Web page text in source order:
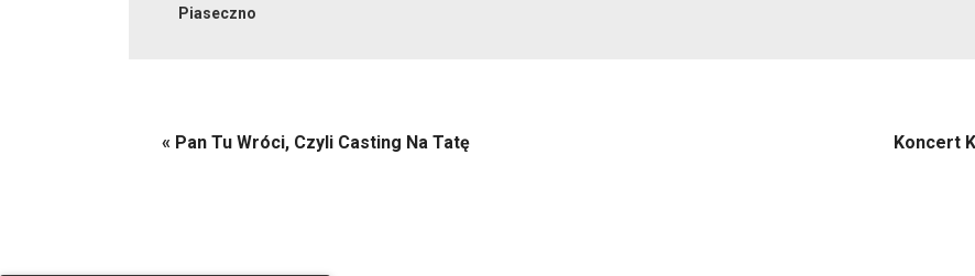
Piaseczno
« Pan Tu Wróci, Czyli Casting Na Tatę Koncert